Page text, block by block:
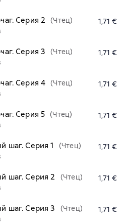
Серия 2
(Чтец)
1,71 €
Серия 3
(Чтец)
1,71 €
Серия 4 (Чтец)
1,71 €
Серия 5 (Чтец)
1,71 €
шаг. Серия 1
(Чтец)
1,71 €
шаг. Серия 2
(Чтец)
1,71 €
шаг. Серия 3
(Чтец)
1,71 €